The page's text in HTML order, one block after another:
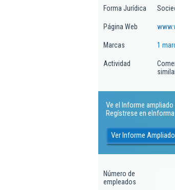
Forma Jurídica
Página Web
Marcas 1
Actividad
Ve el Informe ampliado
Regístrese en
Ver Informe
Número de
empleados